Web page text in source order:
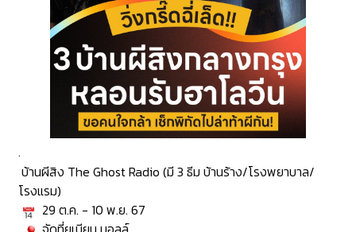
.
บ้านผีสิง The Ghost Radio (มี 3 ธีม บ้านร้าง/โรงพยาบาล/
โรงแรม)
29 ต.ค. - 10 พ.ย. 67